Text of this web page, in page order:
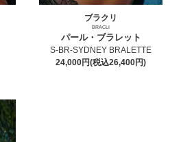
ブラクリ
BRACLI
パール・ブラレット
S-BR-SYDNEY BRALETTE
24,000円(税込26,400円)